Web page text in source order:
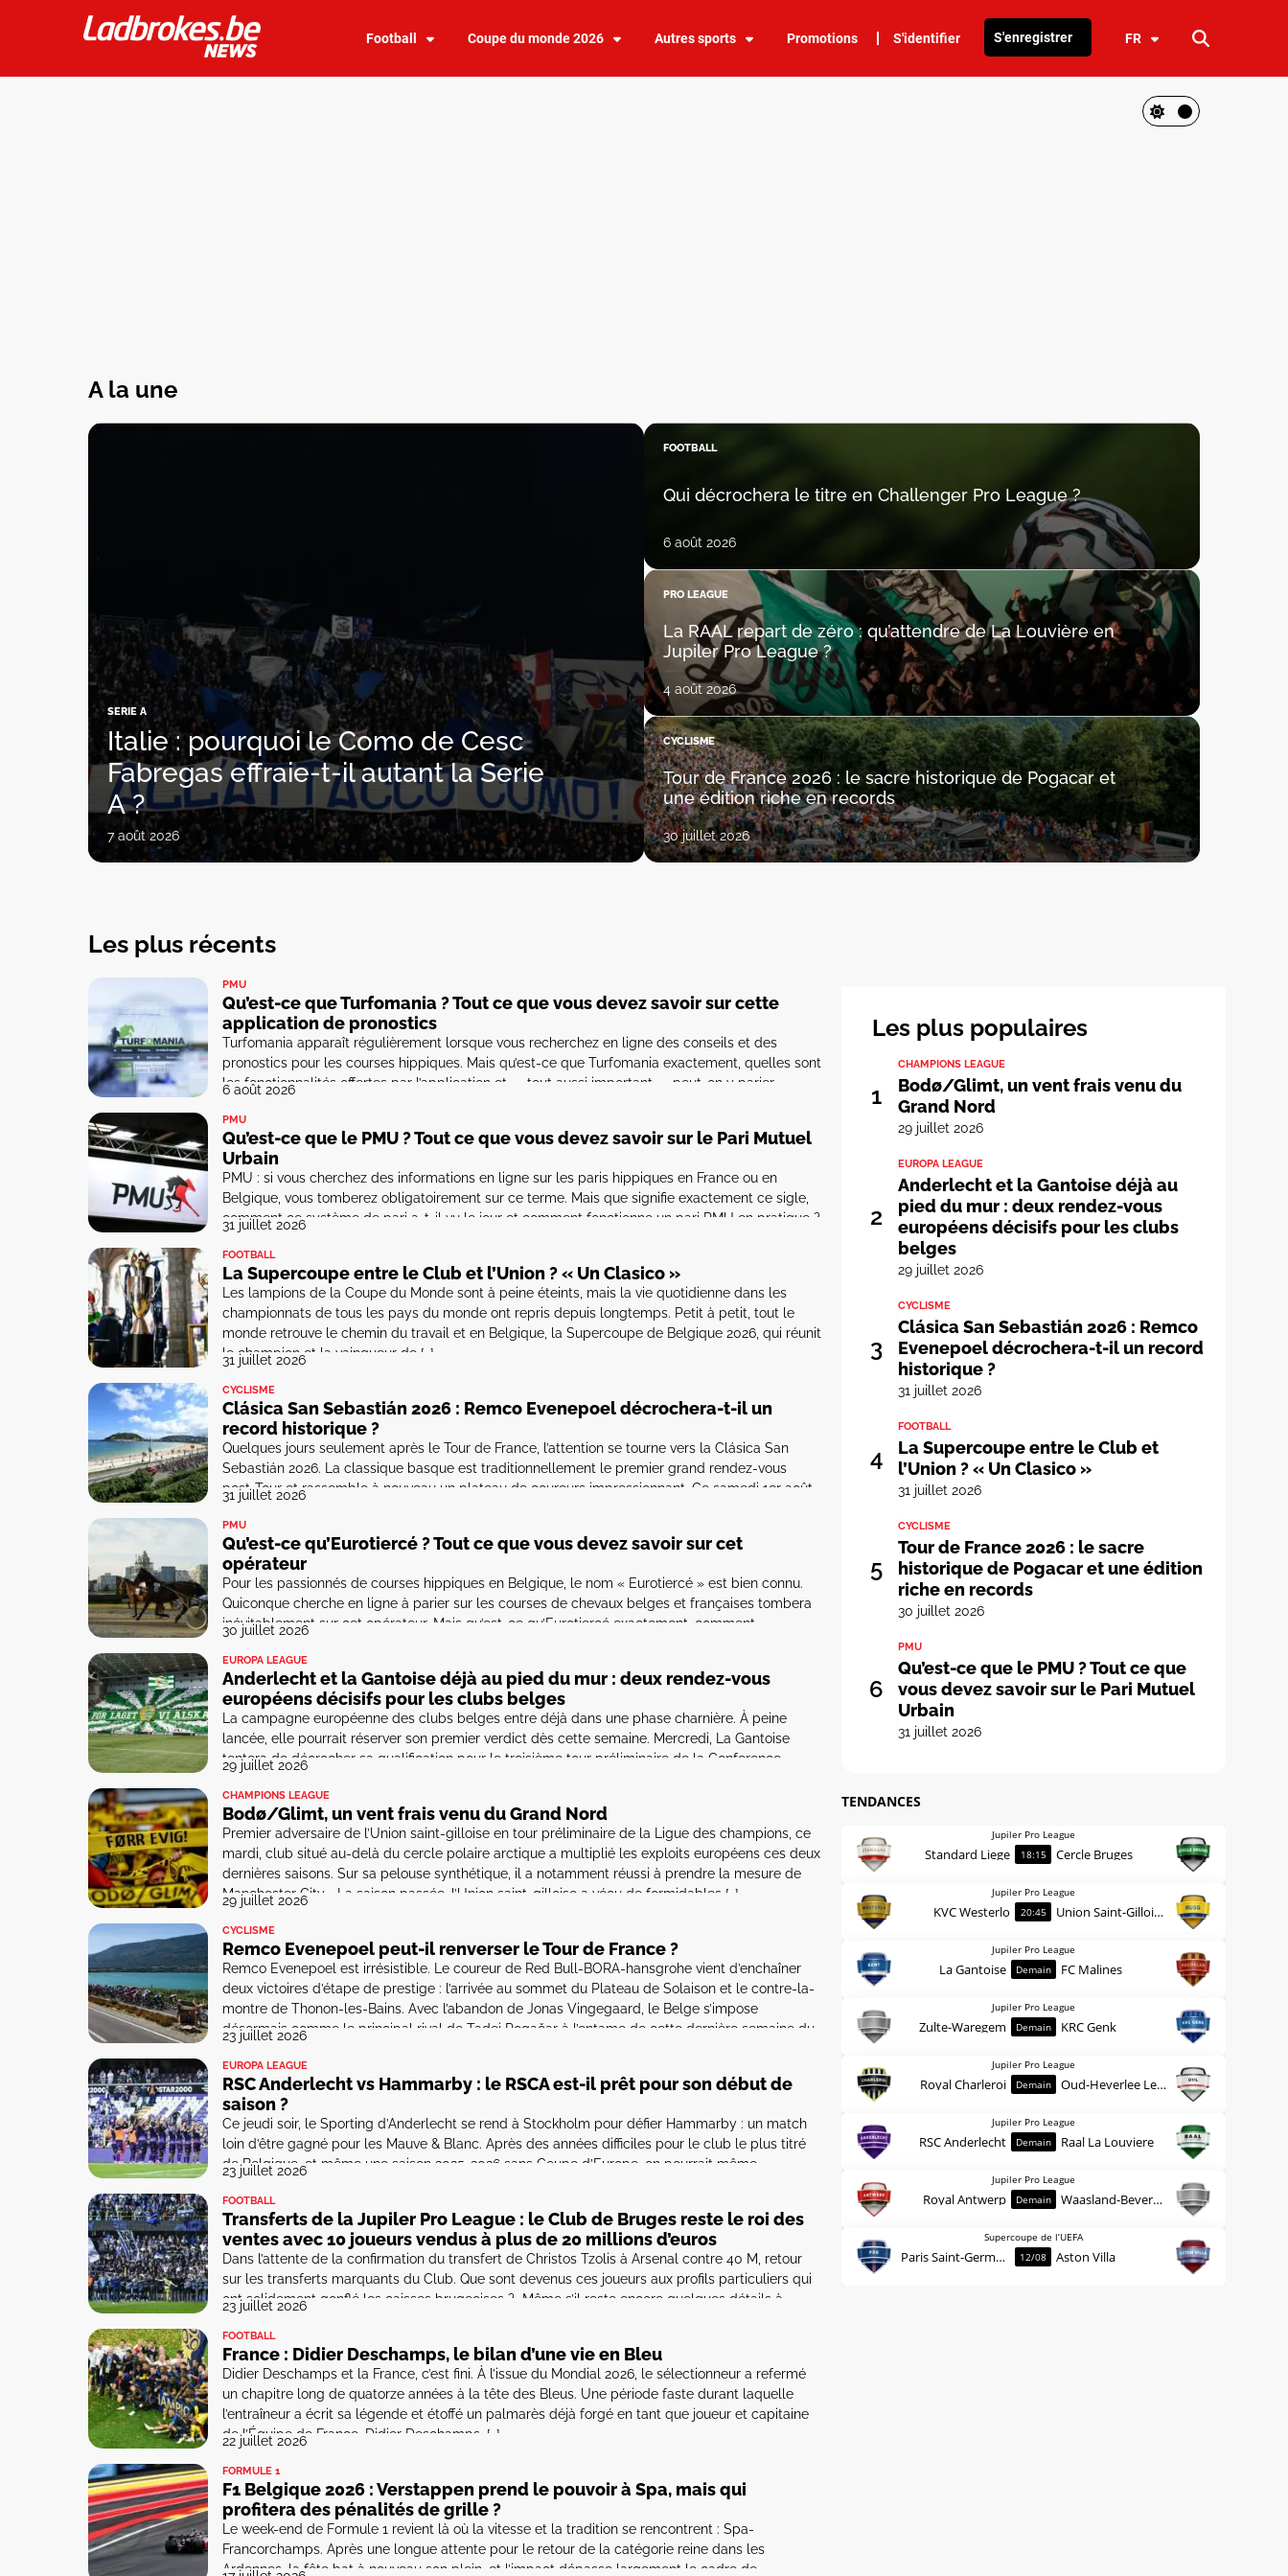
Football Coupe du monde 2026 Autres sports Promotions S'identifier S'enregistrer FR
A la une
SERIE A
Italie : pourquoi le Como de Cesc
Fabregas effraie-t-il autant la Serie
A ?
7 août 2026
FOOTBALL
Qui décrochera le titre en Challenger Pro League ?
6 août 2026
PRO LEAGUE
La RAAL repart de zéro : qu’attendre de La Louvière en
Jupiler Pro League ?
4 août 2026
CYCLISME
Tour de France 2026 : le sacre historique de Pogacar et
une édition riche en records
30 juillet 2026
Les plus récents
PMU
Qu’est-ce que Turfomania ? Tout ce que vous devez savoir sur cette
application de pronostics
Turfomania apparaît régulièrement lorsque vous recherchez en ligne des conseils et des
pronostics pour les courses hippiques. Mais qu’est-ce que Turfomania exactement, quelles sont
les fonctionnalités offertes par l’application et — tout aussi important — peut-on y parier
pouvez parier vous-même […]
6 août 2026
PMU
Qu’est-ce que le PMU ? Tout ce que vous devez savoir sur le Pari Mutuel
Urbain
PMU : si vous cherchez des informations en ligne sur les paris hippiques en France ou en
Belgique, vous tomberez obligatoirement sur ce terme. Mais que signifie exactement ce sigle,
comment ce système de pari a-t-il vu le jour et comment fonctionne un pari PMU en pratique ?
31 juillet 2026
FOOTBALL
La Supercoupe entre le Club et l’Union ? « Un Clasico »
Les lampions de la Coupe du Monde sont à peine éteints, mais la vie quotidienne dans les
championnats de tous les pays du monde ont repris depuis longtemps. Petit à petit, tout le
monde retrouve le chemin du travail et en Belgique, la Supercoupe de Belgique 2026, qui réunit
le champion et la vainqueur de […]
31 juillet 2026
CYCLISME
Clásica San Sebastián 2026 : Remco Evenepoel décrochera-t-il un
record historique ?
Quelques jours seulement après le Tour de France, l’attention se tourne vers la Clásica San
Sebastián 2026. La classique basque est traditionnellement le premier grand rendez-vous
post-Tour et rassemble à nouveau un plateau de coureurs impressionnant. Ce samedi 1er août,
31 juillet 2026
PMU
Qu’est-ce qu’Eurotiercé ? Tout ce que vous devez savoir sur cet
opérateur
Pour les passionnés de courses hippiques en Belgique, le nom « Eurotiercé » est bien connu.
Quiconque cherche en ligne à parier sur les courses de chevaux belges et françaises tombera
inévitablement sur cet opérateur. Mais qu’est-ce qu’Eurotiercé exactement, comment
30 juillet 2026
EUROPA LEAGUE
Anderlecht et la Gantoise déjà au pied du mur : deux rendez-vous
européens décisifs pour les clubs belges
La campagne européenne des clubs belges entre déjà dans une phase charnière. À peine
lancée, elle pourrait réserver son premier verdict dès cette semaine. Mercredi, La Gantoise
tentera de décrocher sa qualification pour le troisième tour préliminaire de la Conference
Hammarby avec l’ambition de […]
29 juillet 2026
CHAMPIONS LEAGUE
Bodø/Glimt, un vent frais venu du Grand Nord
Premier adversaire de l’Union saint-gilloise en tour préliminaire de la Ligue des champions, ce
mardi, club situé au-delà du cercle polaire arctique a multiplié les exploits européens ces deux
dernières saisons. Sur sa pelouse synthétique, il a notamment réussi à prendre la mesure de
Manchester City… La saison passée, l’Union saint-gilloise a vécu de formidables […]
29 juillet 2026
CYCLISME
Remco Evenepoel peut-il renverser le Tour de France ?
Remco Evenepoel est irrésistible. Le coureur de Red Bull-BORA-hansgrohe vient d’enchaîner
deux victoires d’étape de prestige : l’arrivée au sommet du Plateau de Solaison et le contre-la-
montre de Thonon-les-Bains. Avec l’abandon de Jonas Vingegaard, le Belge s’impose
désormais comme le principal rival de Tadej Pogačar à l’entame de cette dernière semaine du
23 juillet 2026
EUROPA LEAGUE
RSC Anderlecht vs Hammarby : le RSCA est-il prêt pour son début de
saison ?
Ce jeudi soir, le Sporting d’Anderlecht se rend à Stockholm pour défier Hammarby : un match
loin d’être gagné pour les Mauve & Blanc. Après des années difficiles pour le club le plus titré
de Belgique, et même une saison 2025-2026 sans Coupe d’Europe, on pourrait même
23 juillet 2026
FOOTBALL
Transferts de la Jupiler Pro League : le Club de Bruges reste le roi des
ventes avec 10 joueurs vendus à plus de 20 millions d’euros
Dans l’attente de la confirmation du transfert de Christos Tzolis à Arsenal contre 40 M, retour
sur les transferts marquants du Club. Que sont devenus ces joueurs aux profils particuliers qui
ont solidement gonflé les caisses brugeoises ? Même s’il reste encore quelques détails à
et […]
23 juillet 2026
FOOTBALL
France : Didier Deschamps, le bilan d’une vie en Bleu
Didier Deschamps et la France, c’est fini. À l’issue du Mondial 2026, le sélectionneur a refermé
un chapitre long de quatorze années à la tête des Bleus. Une période faste durant laquelle
l’entraîneur a écrit sa légende et étoffé un palmarès déjà forgé en tant que joueur et capitaine
de l’Équipe de France. Didier Deschamps, […]
22 juillet 2026
FORMULE 1
F1 Belgique 2026 : Verstappen prend le pouvoir à Spa, mais qui
profitera des pénalités de grille ?
Le week-end de Formule 1 revient là où la vitesse et la tradition se rencontrent : Spa-
Francorchamps. Après une longue attente pour le retour de la catégorie reine dans les
Ardennes, la fête bat à nouveau son plein, et l’impact dépasse largement le cadre de
Les plus populaires
1
CHAMPIONS LEAGUE
Bodø/Glimt, un vent frais venu du
Grand Nord
29 juillet 2026
2
EUROPA LEAGUE
Anderlecht et la Gantoise déjà au
pied du mur : deux rendez-vous
européens décisifs pour les clubs
belges
29 juillet 2026
3
CYCLISME
Clásica San Sebastián 2026 : Remco
Evenepoel décrochera-t-il un record
historique ?
31 juillet 2026
4
FOOTBALL
La Supercoupe entre le Club et
l’Union ? « Un Clasico »
31 juillet 2026
5
CYCLISME
Tour de France 2026 : le sacre
historique de Pogacar et une édition
riche en records
30 juillet 2026
6
PMU
Qu’est-ce que le PMU ? Tout ce que
vous devez savoir sur le Pari Mutuel
Urbain
31 juillet 2026
TENDANCES
Standard Liege
Jupiler Pro League
18:15
Cercle Bruges
KVC Westerlo
Jupiler Pro League
20:45
Union Saint-Gilloise
La Gantoise
Jupiler Pro League
Demain
FC Malines
Zulte-Waregem
Jupiler Pro League
Demain
KRC Genk
Royal Charleroi
Jupiler Pro League
Demain
Oud-Heverlee Leuven
RSC Anderlecht
Jupiler Pro League
Demain
Raal La Louviere
Royal Antwerp
Jupiler Pro League
Demain
Waasland-Beveren
Paris Saint-Germain
Supercoupe de l’UEFA
12/08
Aston Villa